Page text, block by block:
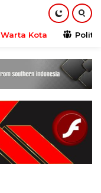
Warta Kota Politik